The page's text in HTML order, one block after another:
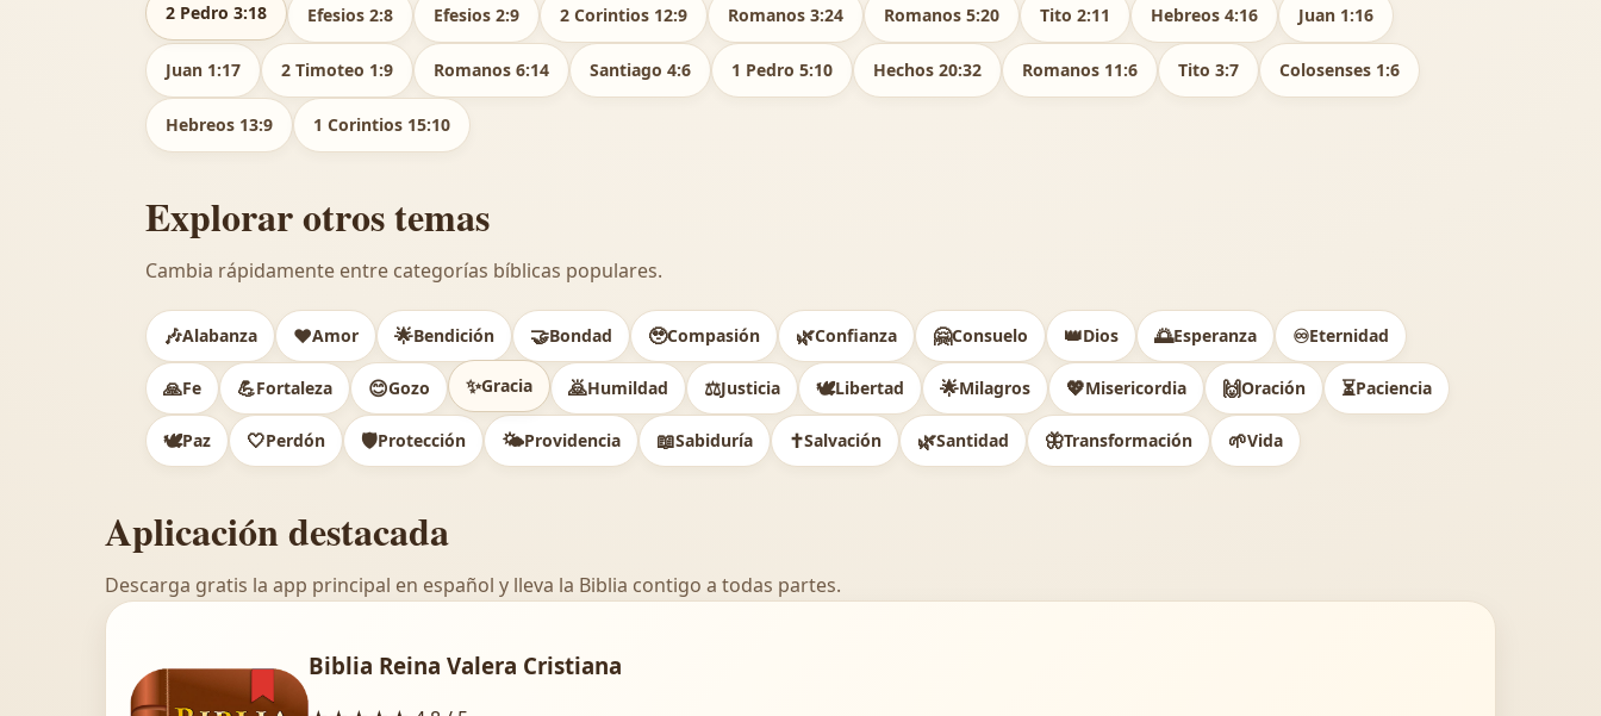
2 Pedro 3:18 Efesios 2:8 Efesios 2:9 2 Corintios 12:9 Romanos 3:24 Romanos 5:20 Tito 2:11 Hebreos 4:16 Juan 1:16
Juan 1:17 2 Timoteo 1:9 Romanos 6:14 Santiago 4:6 1 Pedro 5:10 Hechos 20:32 Romanos 11:6 Tito 3:7 Colosenses 1:6
Hebreos 13:9 1 Corintios 15:10
Explorar otros temas
Cambia rápidamente entre categorías bíblicas populares.
🎶Alabanza ❤️Amor 🌟Bendición 🤝Bondad 🥹Compasión 🌿Confianza 🤗Consuelo 👑Dios 🌅Esperanza ♾️Eternidad
🙏Fe 💪Fortaleza 😊Gozo ✨Gracia 🙇Humildad ⚖️Justicia 🕊Libertad 🌟Milagros 💖Misericordia 🙌Oración ⏳Paciencia
🕊️Paz 🤍Perdón 🛡️Protección 🌤️Providencia 📖Sabiduría ✝️Salvación 🌿Santidad 🦋Transformación 🌱Vida
Aplicación destacada
Descarga gratis la app principal en español y lleva la Biblia contigo a todas partes.
Biblia Reina Valera Cristiana